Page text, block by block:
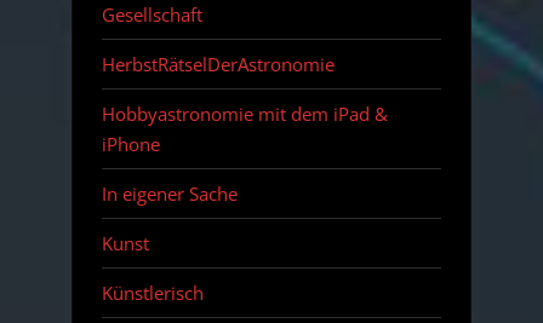
Gesellschaft
HerbstRätselDerAstronomie
Hobbyastronomie mit dem iPad &
iPhone
In eigener Sache
Kunst
Künstlerisch